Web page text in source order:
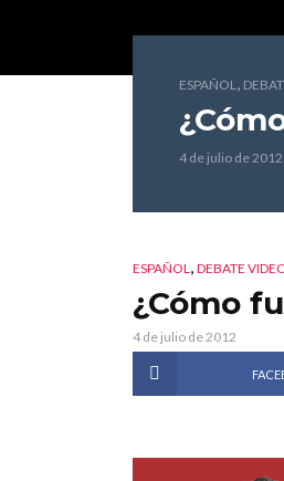
ESPAÑOL,
4 de julio de 2012
ESPAÑOL, DEBATE
¿Cómo
4 de julio de 2012